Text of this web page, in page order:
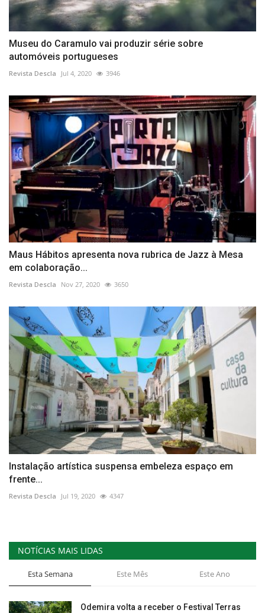
Museu do Caramulo vai produzir série sobre
automóveis portugueses
Revista Descla Jul 4, 2020 3946
Maus Hábitos apresenta nova rubrica de Jazz à Mesa
em colaboração...
Revista Descla Nov 27, 2020 3650
Instalação artística suspensa embeleza espaço em
frente...
Revista Descla Jul 19, 2020 4347
NOTÍCIAS MAIS LIDAS
Esta Semana Este Mês Este Ano
Odemira volta a receber o Festival Terras